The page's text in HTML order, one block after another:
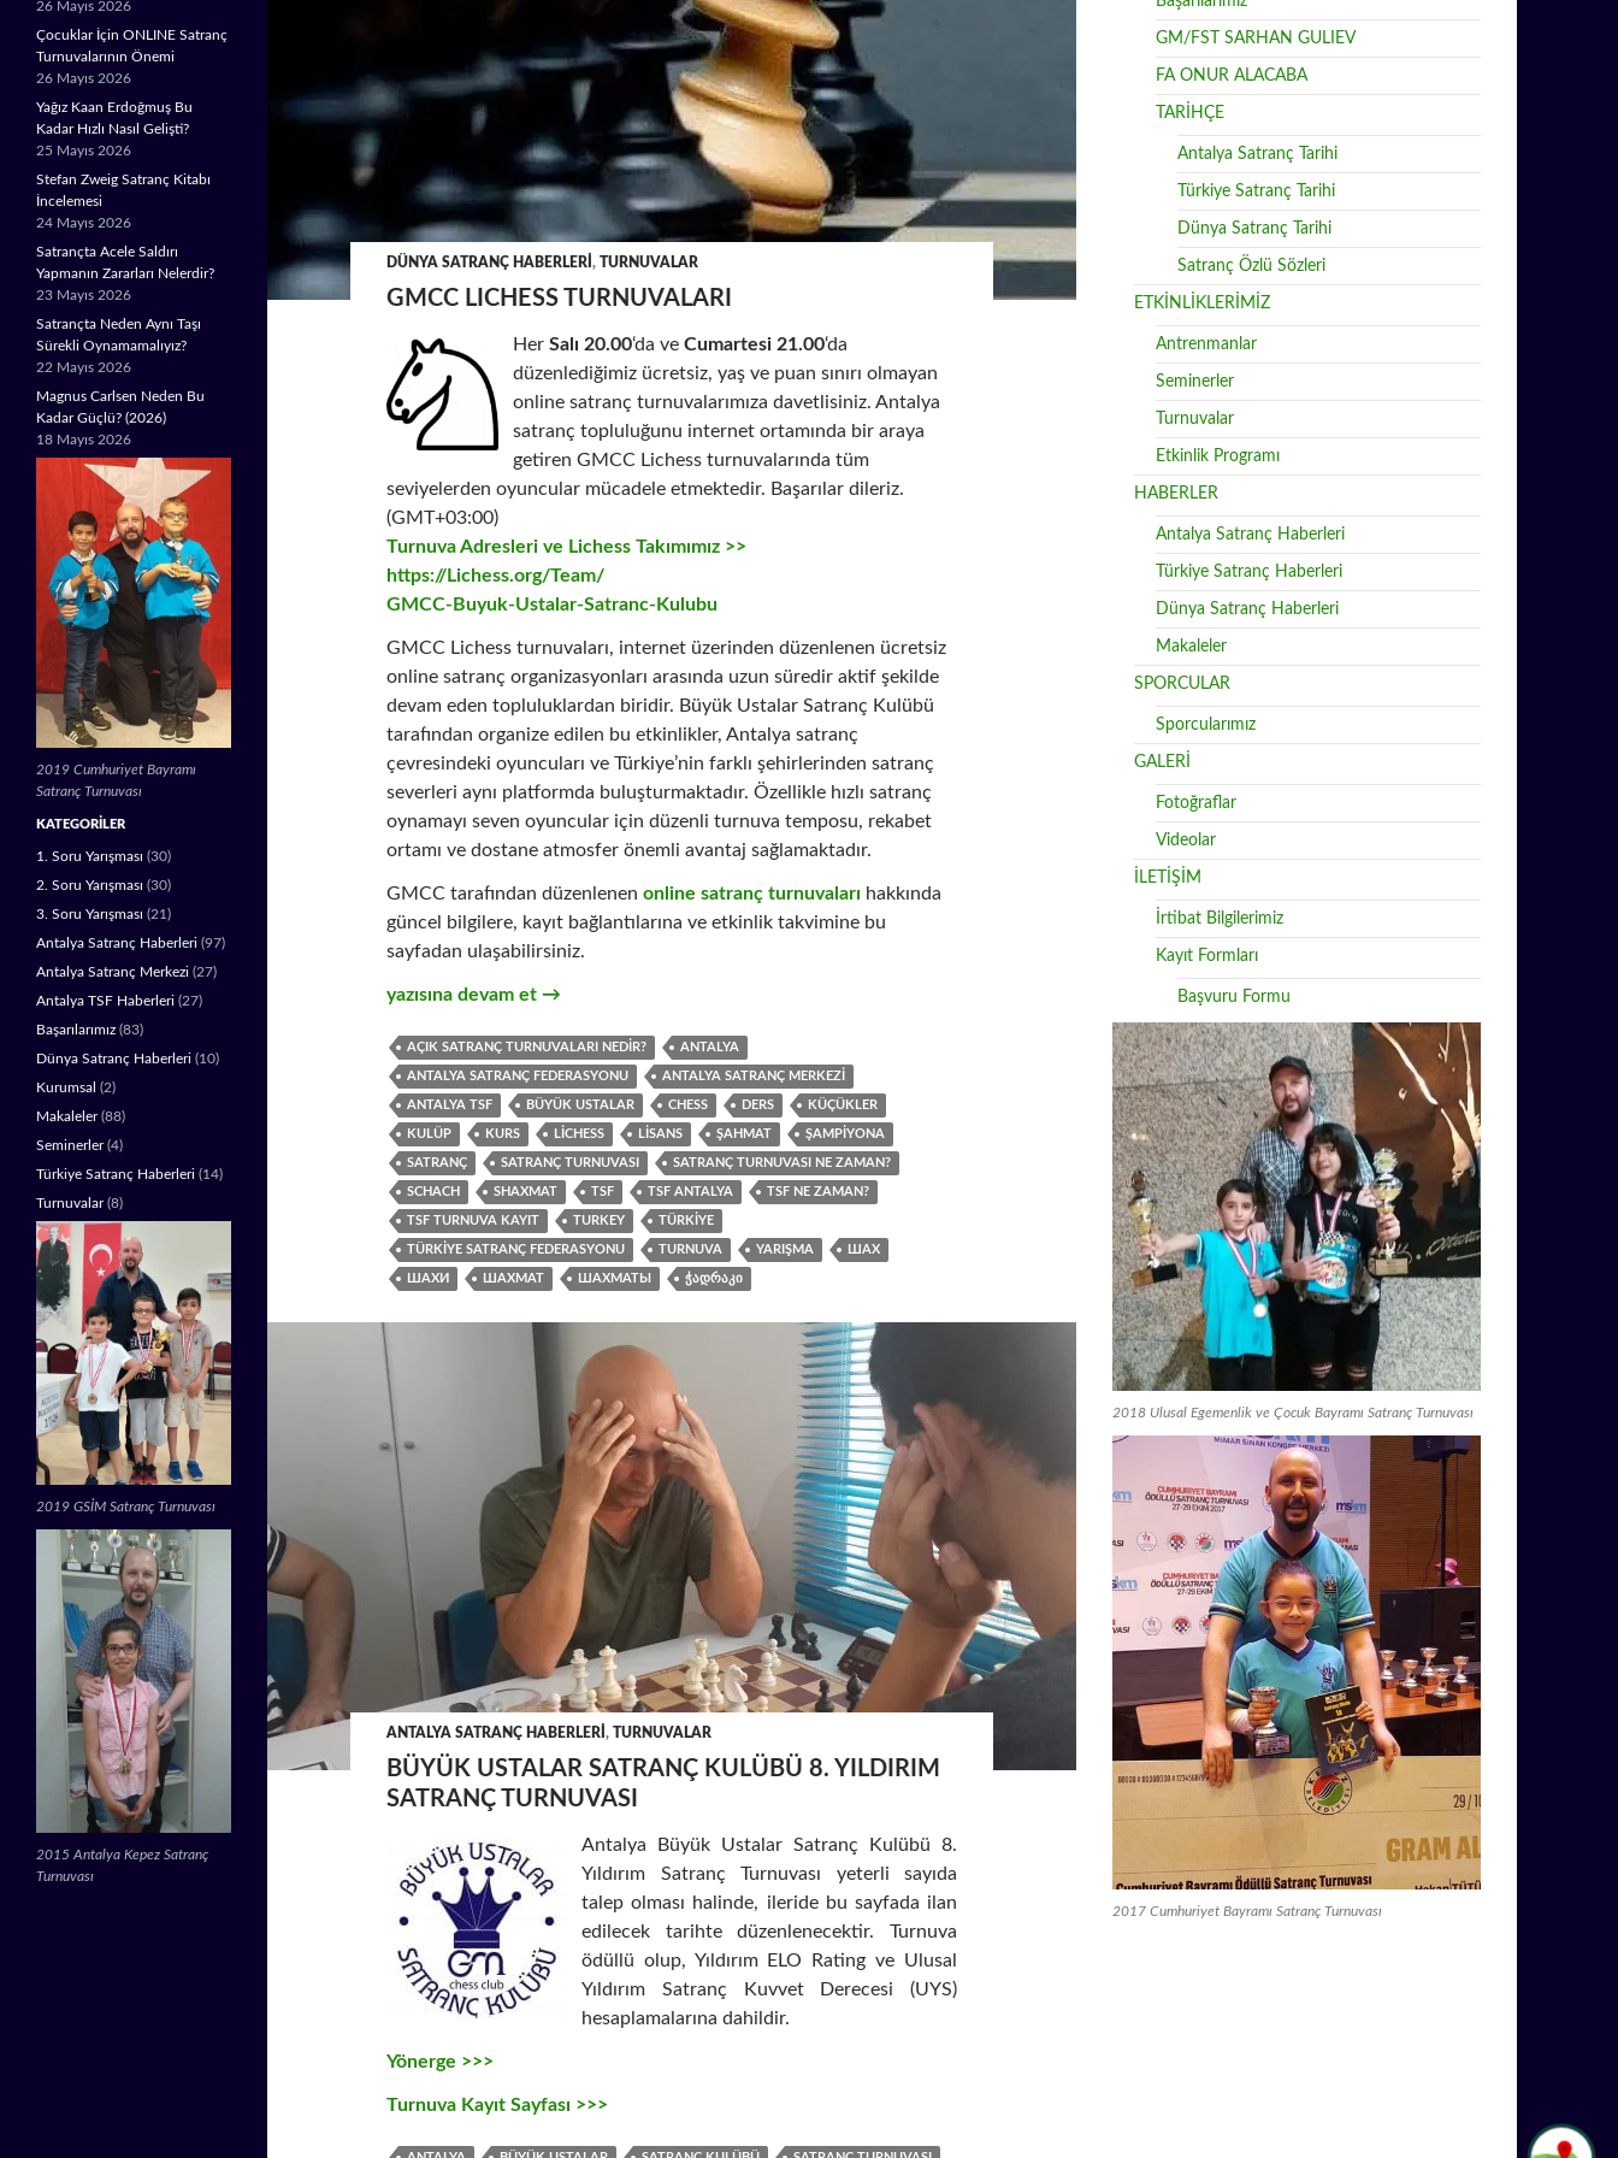
DÜNYA SATRANÇ HABERLERI , TURNUVALAR
GMCC LICHESS TURNUVALARI
Her Salı 20.00‘da ve Cumartesi 21.00‘da
düzenlediğimiz ücretsiz, yaş ve puan sınırı olmayan
online satranç turnuvalarımıza davetlisiniz. Antalya
satranç topluluğunu internet ortamında bir araya
getiren GMCC Lichess turnuvalarında tüm
seviyelerden oyuncular mücadele etmektedir. Başarılar dileriz.
(GMT+03:00)
Turnuva Adresleri ve Lichess Takımımız >>
https://Lichess.org/Team/
GMCC-Buyuk-Ustalar-Satranc-Kulubu
GMCC Lichess turnuvaları, internet üzerinden düzenlenen ücretsiz
online satranç organizasyonları arasında uzun süredir aktif şekilde
devam eden topluluklardan biridir. Büyük Ustalar Satranç Kulübü
tarafından organize edilen bu etkinlikler, Antalya satranç
çevresindeki oyuncuları ve Türkiye’nin farklı şehirlerinden satranç
severleri aynı platformda buluşturmaktadır. Özellikle hızlı satranç
oynamayı seven oyuncular için düzenli turnuva temposu, rekabet
ortamı ve dostane atmosfer önemli avantaj sağlamaktadır.
GMCC tarafından düzenlenen online satranç turnuvaları hakkında
güncel bilgilere, kayıt bağlantılarına ve etkinlik takvimine bu
sayfadan ulaşabilirsiniz.
GMCC LICHESS Turnuvaları
yazısına devam et →
AÇIK SATRANÇ TURNUVALARI NEDIR? ANTALYA
ANTALYA SATRANÇ FEDERASYONU ANTALYA SATRANÇ MERKEZI
ANTALYA TSF BÜYÜK USTALAR CHESS DERS KÜÇÜKLER
KULÜP KURS LICHESS LISANS ŞAHMAT ŞAMPIYONA
SATRANÇ SATRANÇ TURNUVASI SATRANÇ TURNUVASI NE ZAMAN?
SCHACH SHAXMAT TSF TSF ANTALYA TSF NE ZAMAN?
TSF TURNUVA KAYIT TURKEY TÜRKIYE
TÜRKIYE SATRANÇ FEDERASYONU TURNUVA YARIŞMA ШАХ
ШАХИ ШАХМАТ ШАХМАТЫ ᲭᲐᲓᲠᲐᲙᲘ
ANTALYA SATRANÇ HABERLERI , TURNUVALAR
BÜYÜK USTALAR SATRANÇ KULÜBÜ 8. YILDIRIM
SATRANÇ TURNUVASI
Antalya Büyük Ustalar Satranç Kulübü 8.
Yıldırım Satranç Turnuvası yeterli sayıda
talep olması halinde, ileride bu sayfada ilan
edilecek tarihte düzenlenecektir. Turnuva
ödüllü olup, Yıldırım ELO Rating ve Ulusal
Yıldırım Satranç Kuvvet Derecesi (UYS)
hesaplamalarına dahildir.
Yönerge >>>
Turnuva Kayıt Sayfası >>>
GM/FST SARHAN GULIEV
FA ONUR ALACABA
TARİHÇE
Antalya Satranç Tarihi
Türkiye Satranç Tarihi
Dünya Satranç Tarihi
Satranç Özlü Sözleri
ETKİNLİKLERİMİZ
Antrenmanlar
Seminerler
Turnuvalar
Etkinlik Programı
HABERLER
Antalya Satranç Haberleri
Türkiye Satranç Haberleri
Dünya Satranç Haberleri
Makaleler
SPORCULAR
Sporcularımız
GALERİ
Fotoğraflar
Videolar
İLETİŞİM
İrtibat Bilgilerimiz
Kayıt Formları
Başvuru Formu
2018 Ulusal Egemenlik ve Çocuk Bayramı Satranç Turnuvası
2017 Cumhuriyet Bayramı Satranç Turnuvası
26 Mayıs 2026
Çocuklar İçin ONLINE Satranç
Turnuvalarının Önemi
26 Mayıs 2026
Yağız Kaan Erdoğmuş Bu
Kadar Hızlı Nasıl Gelişti?
25 Mayıs 2026
Stefan Zweig Satranç Kitabı
İncelemesi
24 Mayıs 2026
Satrançta Acele Saldırı
Yapmanın Zararları Nelerdir?
23 Mayıs 2026
Satrançta Neden Aynı Taşı
Sürekli Oynamamalıyız?
22 Mayıs 2026
Magnus Carlsen Neden Bu
Kadar Güçlü? (2026)
18 Mayıs 2026
2019 Cumhuriyet Bayramı
Satranç Turnuvası
KATEGORILER
1. Soru Yarışması (30)
2. Soru Yarışması (30)
3. Soru Yarışması (21)
Antalya Satranç Haberleri (97)
Antalya Satranç Merkezi (27)
Antalya TSF Haberleri (27)
Başarılarımız (83)
Dünya Satranç Haberleri (10)
Kurumsal (2)
Makaleler(88)
Seminerler(4)
Türkiye Satranç Haberleri (14)
Turnuvalar(8)
2019 GSİM Satranç Turnuvası
2015 Antalya Kepez Satranç
Turnuvası